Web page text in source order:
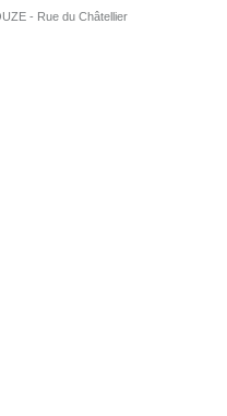
- Rue du Châtellier